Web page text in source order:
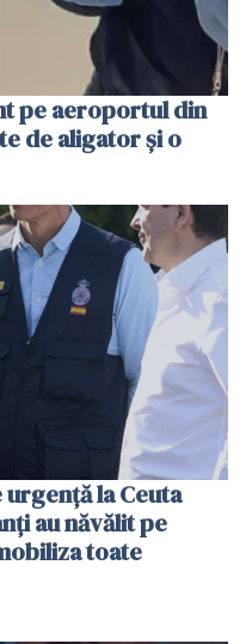
pe aeroportul din
de aligator și o
la Ceuta
au năvălit pe
toate